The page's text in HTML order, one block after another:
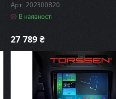
202300820
В наявності
27 789 ₴